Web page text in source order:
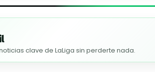
clave de LaLiga sin perderte nada.